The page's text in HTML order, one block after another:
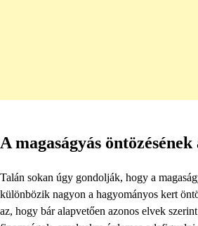
A magaságyás
Talán sokan úgy gondolják, hogy a
különbözik nagyon a hagyományos kert
az, hogy bár alapvetően azonos elvek